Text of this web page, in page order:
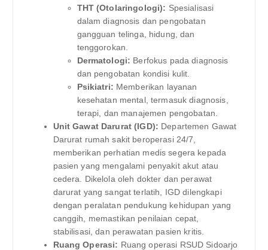
THT (Otolaringologi): Spesialisasi
dalam diagnosis dan pengobatan
gangguan telinga, hidung, dan
tenggorokan.
Dermatologi: Berfokus pada diagnosis
dan pengobatan kondisi kulit.
Psikiatri: Memberikan layanan
kesehatan mental, termasuk diagnosis,
terapi, dan manajemen pengobatan.
Unit Gawat Darurat (IGD): Departemen Gawat
Darurat rumah sakit beroperasi 24/7,
memberikan perhatian medis segera kepada
pasien yang mengalami penyakit akut atau
cedera. Dikelola oleh dokter dan perawat
darurat yang sangat terlatih, IGD dilengkapi
dengan peralatan pendukung kehidupan yang
canggih, memastikan penilaian cepat,
stabilisasi, dan perawatan pasien kritis.
Ruang Operasi: Ruang operasi RSUD Sidoarjo